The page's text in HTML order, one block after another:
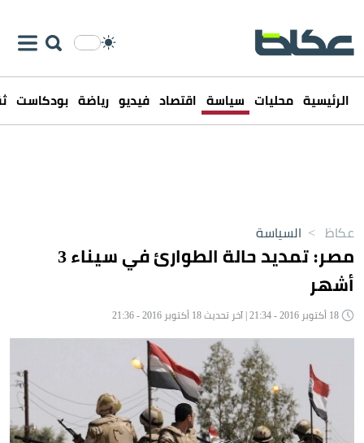
الرئيسية محليات سياسة اقتصاد فيديو رياضة بودكاست
عكاظ > السياسة
مصر: تمديد حالة الطوارئ في سيناء 3
أشهر